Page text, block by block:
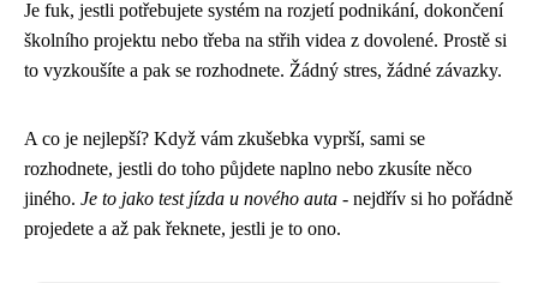
Je fuk, jestli potřebujete systém na rozjetí podnikání, dokončení
školního projektu nebo třeba na střih videa z dovolené. Prostě si
to vyzkoušíte a pak se rozhodnete. Žádný stres, žádné závazky.
A co je nejlepší? Když vám zkušebka vyprší, sami se
rozhodnete, jestli do toho půjdete naplno nebo zkusíte něco
jiného. Je to jako test jízda u nového auta - nejdřív si ho pořádně
projedete a až pak řeknete, jestli je to ono.